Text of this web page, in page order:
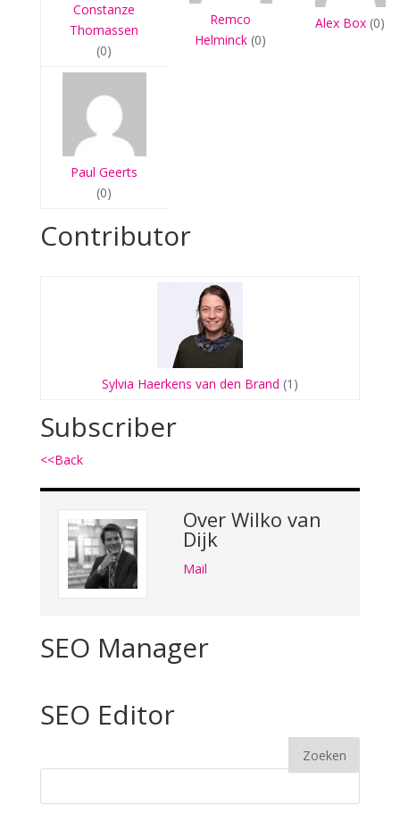
Constanze
Thomassen
(0)
Remco
Helminck (0)
Alex Box (0)
Paul Geerts
(0)
Contributor
Sylvia Haerkens van den Brand (1)
Subscriber
<<Back
Over Wilko van
Dijk
Mail
SEO Manager
SEO Editor